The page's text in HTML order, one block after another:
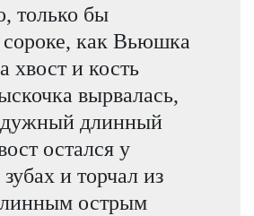
только бы
сороке, как Вьюшка
хвост и кость
вырвалась,
длинный
остался у
и торчал из
острым